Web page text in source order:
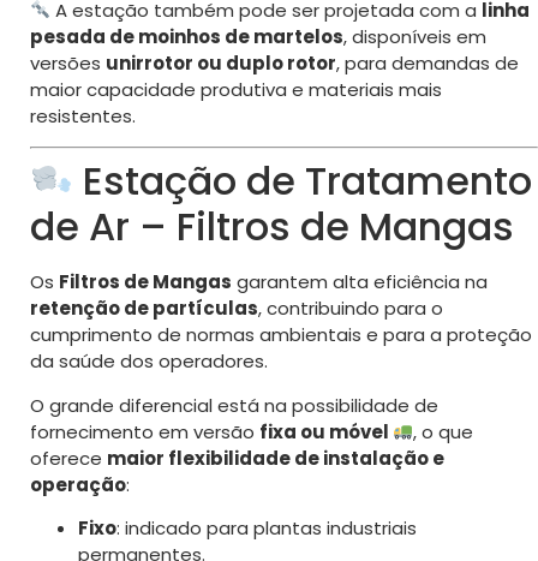
A estação também pode ser projetada com a linha
pesada de moinhos de martelos, disponíveis em
versões unirrotor ou duplo rotor, para demandas de
maior capacidade produtiva e materiais mais
resistentes.
Estação de Tratamento
de Ar – Filtros de Mangas
Os Filtros de Mangas garantem alta eficiência na
retenção de partículas, contribuindo para o
cumprimento de normas ambientais e para a proteção
da saúde dos operadores.
O grande diferencial está na possibilidade de
fornecimento em versão fixa ou móvel
, o que
oferece maior flexibilidade de instalação e
operação:
Fixo: indicado para plantas industriais
permanentes.